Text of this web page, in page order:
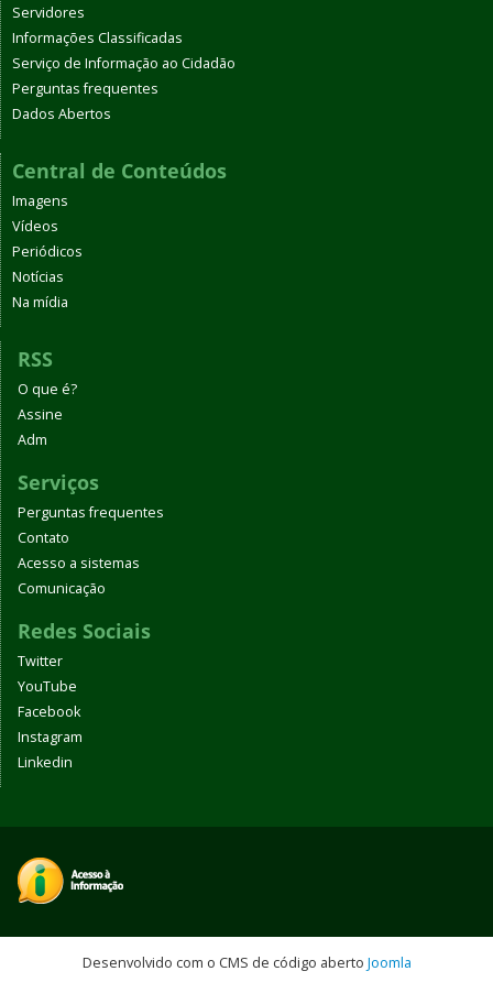
Servidores
Informações Classificadas
Serviço de Informação ao Cidadão
Perguntas frequentes
Dados Abertos
Central de Conteúdos
Imagens
Vídeos
Periódicos
Notícias
Na mídia
RSS
O que é?
Assine
Adm
Serviços
Perguntas frequentes
Contato
Acesso a sistemas
Comunicação
Redes Sociais
Twitter
YouTube
Facebook
Instagram
Linkedin
Desenvolvido com o CMS de código aberto Joomla